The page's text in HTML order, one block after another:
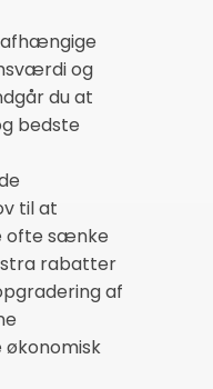
og
du at
bedste
til at
ofte sænke
rabatter
af